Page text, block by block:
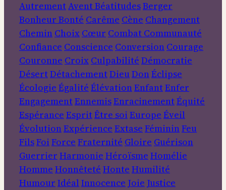
AutrementAventBéatitudesBerger
Bonheur Bonté Carême Cène Changement
Chemin Choix Cœur Combat Communauté
Confiance Conscience Conversion Courage
Couronne Croix Culpabilité Démocratie
DésertDétachementDieuDonÉclipse
Écologie Égalité ÉlévationEnfantEnfer
EngagementEnnemisEnracinementÉquité
Espérance EspritÊtre soi Europe Éveil
ÉvolutionExpérience Extase FémininFeu
FilsFoi Force Fraternité Gloire Guérison
Guerrier Harmonie Héroïsme Homélie
Homme Honnêteté Honte Humilité
Humour Idéal Innocence Joie Justice